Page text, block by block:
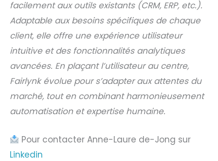
facilement aux outils existants (CRM, ERP, etc.).
Adaptable aux besoins spécifiques de chaque
client, elle offre une expérience utilisateur
intuitive et des fonctionnalités analytiques
avancées. En plaçant l’utilisateur au centre,
Fairlynk évolue pour s’adapter aux attentes du
marché, tout en combinant harmonieusement
automatisation et expertise humaine.
Pour contacter Anne-Laure de-Jong sur
Linkedin